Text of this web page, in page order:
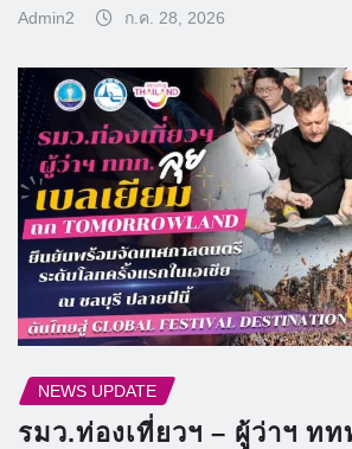
Admin2 ก.ค. 28, 2026
NEWS UPDATE
รมว.ท่องเที่ยวฯ – ผู้ว่าฯ ทท